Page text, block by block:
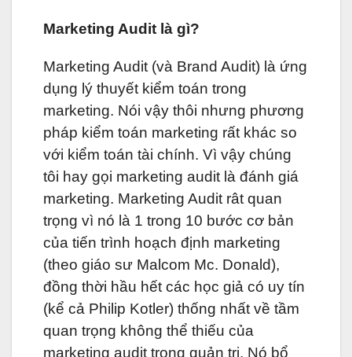
Marketing Audit là gì?
Marketing Audit (và Brand Audit) là ứng
dụng lý thuyết kiểm toán trong
marketing. Nói vậy thôi nhưng phương
pháp kiểm toán marketing rất khác so
với kiểm toán tài chính. Vì vậy chúng
tôi hay gọi marketing audit là đánh giá
marketing. Marketing Audit rât quan
trọng vì nó là 1 trong 10 bước cơ bản
của tiến trình hoạch định marketing
(theo giáo sư Malcom Mc. Donald),
đồng thời hầu hết các học giả có uy tín
(kể cả Philip Kotler) thống nhất về tầm
quan trọng không thể thiếu của
marketing audit trong quản trị. Nó bổ